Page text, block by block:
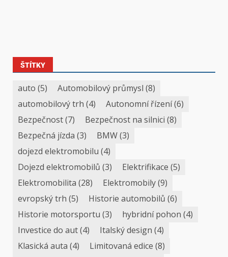
ŠTÍTKY
auto (5) Automobilový průmysl (8)
automobilový trh (4) Autonomní řízení(6)
Bezpečnost(7) Bezpečnost na silnici (8)
Bezpečná jízda (3) BMW(3)
dojezd elektromobilu (4)
Dojezd elektromobilů (3) Elektrifikace (5)
Elektromobilita (28) Elektromobily(9)
evropský trh (5) Historie automobilů (6)
Historie motorsportu (3) hybridní pohon (4)
Investice do aut(4) Italský design (4)
Klasická auta (4) Limitovaná edice (8)